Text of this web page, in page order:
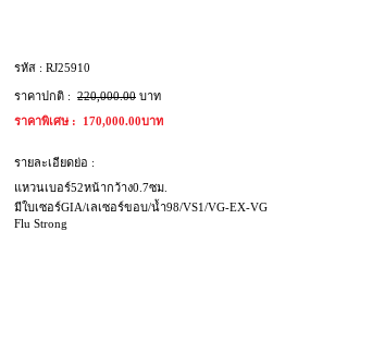
รหัส : RJ25910
ราคาปกติ : 220,000.00 บาท
ราคาพิเศษ :
170,000.00บาท
รายละเอียดย่อ :
แหวนเบอร์52หน้ากว้าง0.7ซม.
มีใบเซอร์GIA/เลเซอร์ขอบ/น้ำ98/VS1/VG-EX-VG
Flu Strong